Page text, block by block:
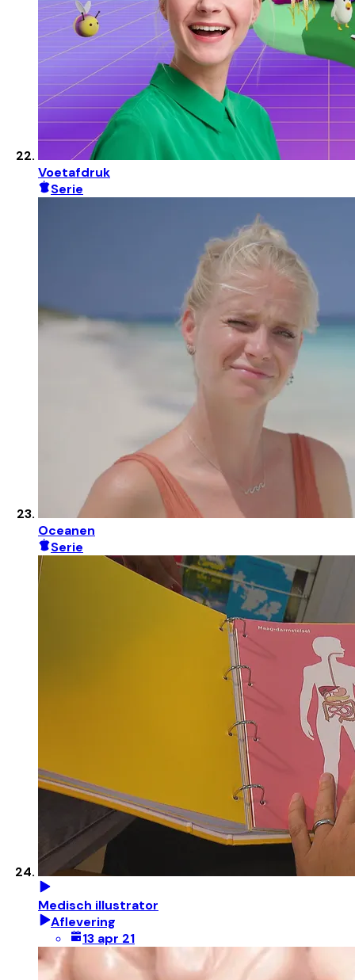
Voetafdruk
Serie
Oceanen
Serie
Medisch illustrator
Aflevering
13 apr 21